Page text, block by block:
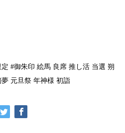
#御朱印 絵馬 良席 推し活 当選 朔
元旦祭 年神様 初詣